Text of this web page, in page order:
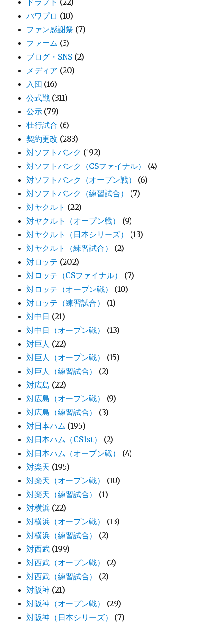
ドラフト (22)
パワプロ (10)
ファン感謝祭 (7)
ファーム (3)
ブログ・SNS (2)
メディア (20)
入団 (16)
公式戦 (311)
公示 (79)
壮行試合 (6)
契約更改 (283)
対ソフトバンク (192)
対ソフトバンク（CSファイナル）
(4)
対ソフトバンク（オープン戦）
(6)
対ソフトバンク（練習試合）
(7)
対ヤクルト (22)
対ヤクルト（オープン戦）
(9)
対ヤクルト（日本シリーズ）
(13)
対ヤクルト（練習試合）
(2)
対ロッテ (202)
対ロッテ（CSファイナル）
(7)
対ロッテ（オープン戦）
(10)
対ロッテ（練習試合）
(1)
対中日 (21)
対中日（オープン戦）
(13)
対巨人 (22)
対巨人（オープン戦）
(15)
対巨人（練習試合）
(2)
対広島 (22)
対広島（オープン戦）
(9)
対広島（練習試合）
(3)
対日本ハム (195)
対日本ハム（CS1st）
(2)
対日本ハム（オープン戦）
(4)
対楽天 (195)
対楽天（オープン戦）
(10)
対楽天（練習試合）
(1)
対横浜 (22)
対横浜（オープン戦）
(13)
対横浜（練習試合）
(2)
対西武 (199)
対西武（オープン戦）
(2)
対西武（練習試合）
(2)
対阪神 (21)
対阪神（オープン戦）
(29)
対阪神（日本シリーズ）
(7)